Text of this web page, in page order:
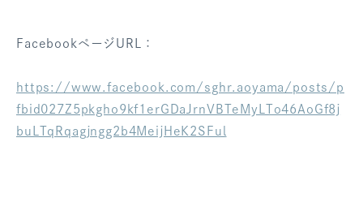
お気に入り
ログアウト
FacebookページURL：
https://www.facebook.com/sghr.aoyama/posts/p
fbid027Z5pkgho9kf1erGDaJrnVBTeMyLTo46AoGf8j
buLTqRqagjngg2b4MeijHeK2SFul